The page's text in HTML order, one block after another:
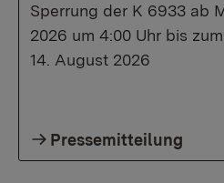
Sperrung der K 6933 ab
2026 um 4:00 Uhr bis
14. August 2026
Pressemitteilung